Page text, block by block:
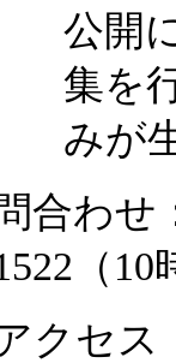
公開
集を
みが
合わせ
（10
クセ